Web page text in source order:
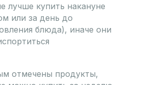
лучше купить накануне
или за день до
блюда), иначе они
отмечены продукты,